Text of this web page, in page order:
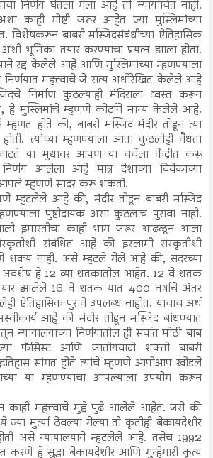
निर्णय घेतला गेला आहे तो न्यायोचित नाही.
अशा काही गोष्टी जरूर आहेत ज्या मुस्लिमांच्या
विशेषकरून बाबरी मस्जिदसंबंधीच्या ऐतिहासिक
भूमिका तयार करण्याचा प्रयत्न झाला होता.
रद्द केलेले आहे आणि मुस्लिमांच्या म्हणण्याला
महत्त्वाचे जे सत्य अधोरेखित केलेले आहे
निर्माण कुठल्याही मंदिराला ध्वस्त करून
मुस्लिमांचे म्हणणे कोर्टाने मान्य केलेले आहे.
होते की, बाबरी मस्जिद मंदीर तोडून त्या
त्यांच्या म्हणण्याला आता कुठलीही वैधता
या मुद्यावर आपण या चर्चेला केंद्रीत करू
आलेला आहे मात्र देशाच्या विवेकाच्या
म्हणणे सादर करू शकतो.
म्हटलेले आहे की, मंदीर तोडून बाबरी मस्जिद
पुष्टीदायक असा कुठलाच पुरावा नाही.
इमारतीचा काही भाग जरूर आढळून आला
संबंधित आहे की इस्लामी संस्कृतीशी
शक्य नाही. असे म्हटले गेले आहे की, सदरच्या
अवशेष हे 12 व्या शतकातील आहेत. 12 वे शतक
झालेले 16 वे शतक यात 400 वर्षाचे अंतर
ऐतिहासिक पुरावे उपलब्ध नाहीत. याचाच अर्थ
आहे की मंदीर तोडून मस्जिद बांधण्यात
न्यायालयाच्या निर्णयातील ही सर्वात मोठी बाब
फॅसिस्ट आणि जातीयवादी शक्ती बाबरी
सांगत होते त्यांचे म्हणणे आपोआप खोडले
या म्हणण्याचा आपल्याला उपयोग करून
महत्त्वाचे मुद्दे पुढे आलेले आहेत. जसे की
ज्या मुर्त्या ठेवल्या गेल्या ती कृतीही बेकायदेशीर
असे न्यायालयाने म्हटलेले आहे. तसेच 1992
करणे हे सुद्धा बेकायदेशीर आणि गुन्हेगारी कृत्य